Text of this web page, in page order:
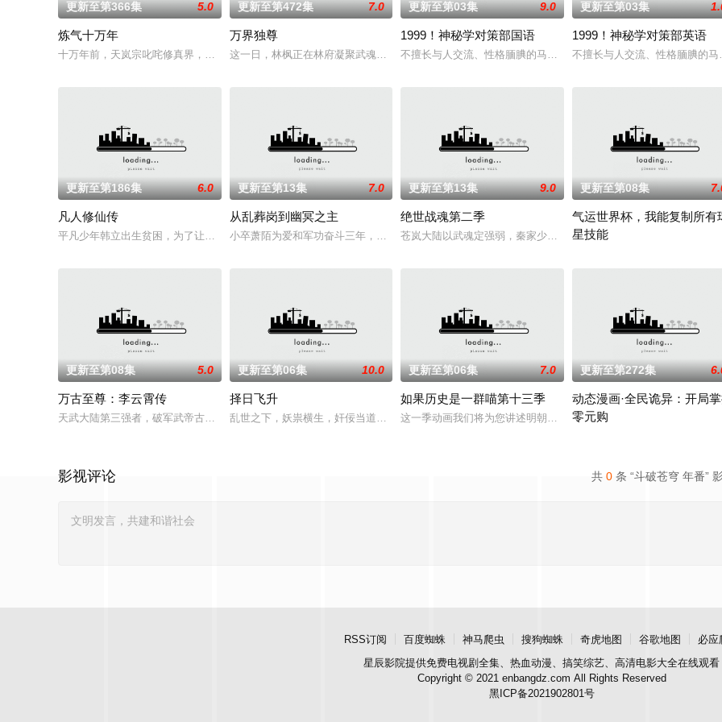
更新至第366集 5.0
炼气十万年
十万年前，天岚宗叱咤修真界，宗内弟子皆是天骄，所向披靡。唯独开山弟子徐阳一直是炼气期，为突破修为早日飞升，徐阳闭关万年。谁知出
更新至第472集 7.0
万界独尊
这一日，林枫正在林府凝聚武魂，不想，他才刚将剑武魂修炼成雏形，未婚妻姬漫夭就趁机夺走了他的武
更新至第03集 9.0
1999！神秘学对策部国语
不擅长与人交流、性格腼腆的马库斯在一场乌龙中意外成为了“神秘
更新至第03集
1999！神秘学对策部英语
不擅长与人交流、性格腼腆的
更新至第186集 6.0
凡人修仙传
平凡少年韩立出生贫困，为了让家人过上更好的生活，自愿前去七玄门参加入门考核，最终被墨大夫收入门下。墨大夫一开始对韩立悉心培养、
更新至第13集 7.0
从乱葬岗到幽冥之主
小卒萧陌为爱和军功奋斗三年，却被恋人柳莺儿与将军之子赵昊联手背叛，残忍杀害后抛尸乱葬岗。濒死之
更新至第13集 9.0
绝世战魂第二季
苍岚大陆以武魂定强弱，秦家少主秦南本是废魂之身，受尽冷眼。
更新至第08集
气运世界杯，我能复制所有
星技能
更新至第08集 5.0
万古至尊：李云霄传
天武大陆第三强者，破军武帝古飞扬被世界规则所限，修为困在九天武帝境多年，难以突破。为了摆脱困境，借助神霄宫主曲红颜对自己的爱慕
更新至第06集 10.0
择日飞升
乱世之下，妖祟横生，奸佞当道。又值幽界入侵，人、幽两界势力荼毒人间，捕蛇者许应因看不惯为幽界
更新至第06集 7.0
如果历史是一群喵第十三季
这一季动画我们将为您讲述明朝前期的故事。明朝从元末乱世中浴
更新至第272集
动态漫画·全民诡异：开局
零元购
共 0 条 “斗破苍穹 年番”
影视评论
RSS订阅 百度蜘蛛 神马爬虫 搜狗蜘蛛 奇虎地图 谷歌地图
必应
星辰影院提供免费电视剧全集、热血动漫、搞笑综艺、高清电影大全在线观看
Copyright © 2021 enbangdz.com All Rights Reserved
黑ICP备2021902801号